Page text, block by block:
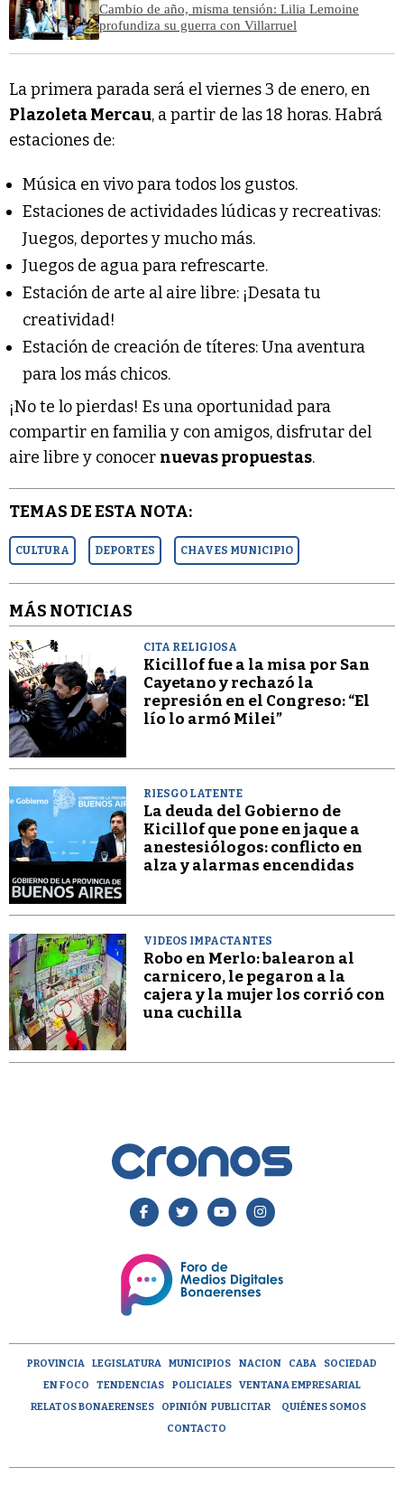
Cambio de año, misma tensión: Lilia Lemoine
profundiza su guerra con Villarruel
La primera parada será el viernes 3 de enero, en
Plazoleta Mercau, a partir de las 18 horas. Habrá
estaciones de:
Música en vivo para todos los gustos.
Estaciones de actividades lúdicas y recreativas:
Juegos, deportes y mucho más.
Juegos de agua para refrescarte.
Estación de arte al aire libre: ¡Desata tu
creatividad!
Estación de creación de títeres: Una aventura
para los más chicos.
¡No te lo pierdas! Es una oportunidad para
compartir en familia y con amigos, disfrutar del
aire libre y conocer nuevas propuestas.
TEMAS DE ESTA NOTA:
CULTURA DEPORTES CHAVES MUNICIPIO
MÁS NOTICIAS
CITA RELIGIOSA
Kicillof fue a la misa por San
Cayetano y rechazó la
represión en el Congreso: “El
lío lo armó Milei”
RIESGO LATENTE
La deuda del Gobierno de
Kicillof que pone en jaque a
anestesiólogos: conflicto en
alza y alarmas encendidas
VIDEOS IMPACTANTES
Robo en Merlo: balearon al
carnicero, le pegaron a la
cajera y la mujer los corrió con
una cuchilla
PROVINCIA LEGISLATURA MUNICIPIOS NACION CABA
SOCIEDAD
EN FOCO
TENDENCIAS POLICIALES
VENTANA EMPRESARIAL
RELATOS BONAERENSES
OPINIÓN PUBLICITAR
QUIÉNES SOMOS
CONTACTO